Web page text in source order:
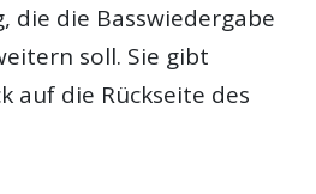
die die Basswiedergabe
soll. Sie gibt
auf die Rückseite des